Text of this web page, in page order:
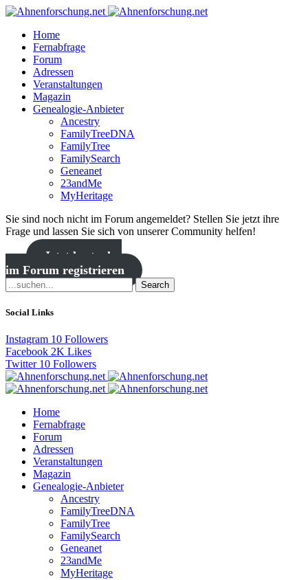
Home
Fernabfrage
Forum
Adressen
Veranstaltungen
Magazin
Genealogie-Anbieter
Ancestry
FamilyTreeDNA
FamilyTree
FamilySearch
Geneanet
23andMe
MyHeritage
Sie sind noch nicht im Forum angemeldet? Stellen Sie jetzt ihre
Frage und lassen Sie sich von unserer Community helfen!
Jetzt kostenlos
im Forum registrieren
Search
Social Links
Instagram 10 Followers
Facebook 2K Likes
Twitter 10 Followers
Home
Fernabfrage
Forum
Adressen
Veranstaltungen
Magazin
Genealogie-Anbieter
Ancestry
FamilyTreeDNA
FamilyTree
FamilySearch
Geneanet
23andMe
MyHeritage